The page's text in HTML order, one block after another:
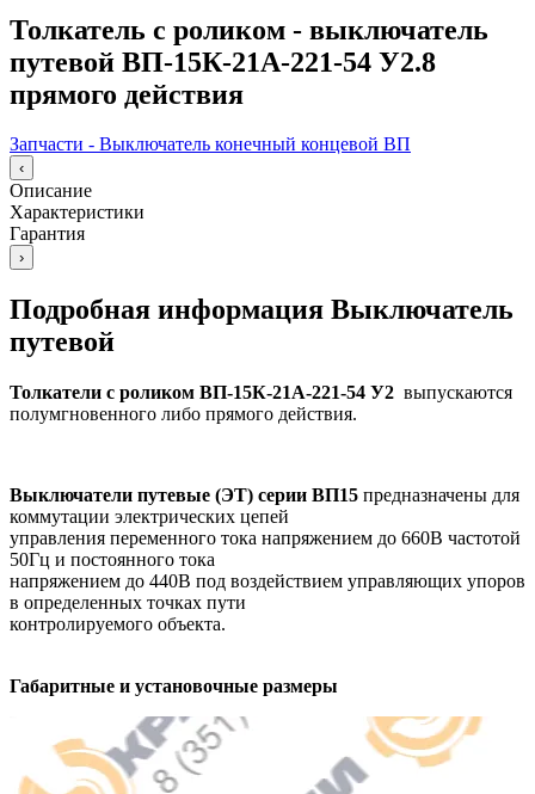
Толкатель с роликом - выключатель
путевой ВП-15К-21А-221-54 У2.8
прямого действия
Запчасти - Выключатель конечный концевой ВП
‹
Описание
Характеристики
Гарантия
›
Подробная информация Выключатель
путевой
Толкатели с роликом ВП-15К-21А-221-54 У2 выпускаются
полумгновенного либо прямого действия.
Выключатели путевые (ЭТ) серии ВП15 предназначены для
коммутации электрических цепей
управления переменного тока напряжением до 660В частотой
50Гц и постоянного тока
напряжением до 440В под воздействием управляющих упоров
в определенных точках пути
контролируемого объекта.
Габаритные и установочные размеры